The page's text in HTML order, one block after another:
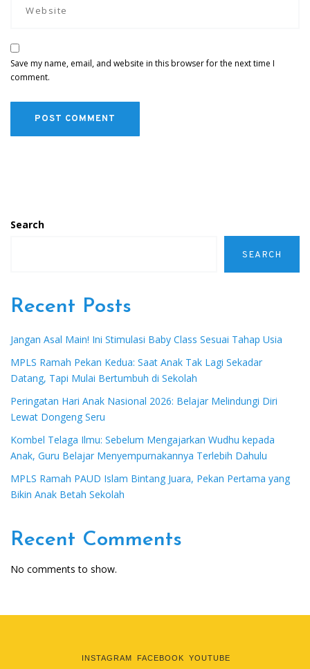
Save my name, email, and website in this browser for the next time I
comment.
Search
SEARCH
Recent Posts
Jangan Asal Main! Ini Stimulasi Baby Class Sesuai Tahap Usia
MPLS Ramah Pekan Kedua: Saat Anak Tak Lagi Sekadar
Datang, Tapi Mulai Bertumbuh di Sekolah
Peringatan Hari Anak Nasional 2026: Belajar Melindungi Diri
Lewat Dongeng Seru
Kombel Telaga Ilmu: Sebelum Mengajarkan Wudhu kepada
Anak, Guru Belajar Menyempurnakannya Terlebih Dahulu
MPLS Ramah PAUD Islam Bintang Juara, Pekan Pertama yang
Bikin Anak Betah Sekolah
Recent Comments
No comments to show.
INSTAGRAM FACEBOOK YOUTUBE